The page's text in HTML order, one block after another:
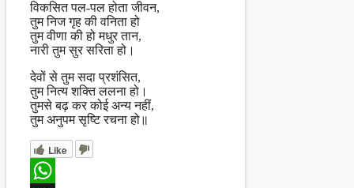
विकसित पल-पल होता जीवन,
तुम निज गृह की वनिता हो
तुम वीणा की हो मधुर तान,
नारी तुम सुर सरिता हो।
देवों से तुम सदा प्रशंसित,
तुम नित्य शक्ति ललना हो।
तुमसे बढ़ कर कोई अन्य नहीं,
तुम अनुपम सृष्टि रचना हो॥
Like